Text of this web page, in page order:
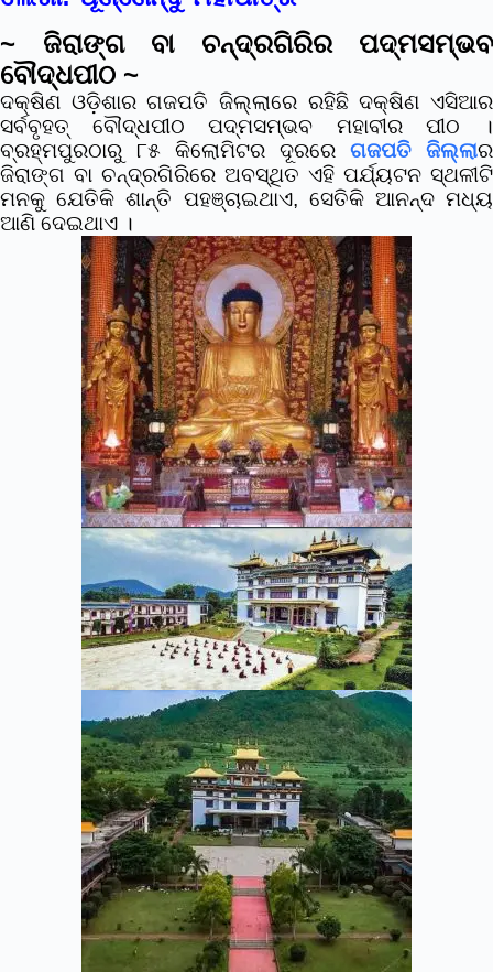
~ ଜିରାଙ୍ଗ ବା ଚନ୍ଦ୍ରଗିରିର ପଦ୍ମସମ୍ଭବ
ବୌଦ୍ଧପୀଠ ~
ଦକ୍ଷିଣ ଓଡ଼ିଶାର ଗଜପତି ଜିଲ୍ଲାରେ ରହିଛି ଦକ୍ଷିଣ ଏସିଆର
ସର୍ବବୃହତ୍ ବୌଦ୍ଧପୀଠ ପଦ୍ମସମ୍ଭବ ମହାବୀର ପୀଠ ।
ବ୍ରହ୍ମପୁରଠାରୁ ୮୫ କିଲୋମିଟର ଦୂରରେ ଗଜପତି ଜିଲ୍ଲାର
ଜିରାଙ୍ଗ ବା ଚନ୍ଦ୍ରଗିରିରେ ଅବସ୍ଥିତ ଏହି ପର୍ଯ୍ୟଟନ ସ୍ଥଳୀଟି
ମନକୁ ଯେତିକି ଶାନ୍ତି ପହଞ୍ଚାଇଥାଏ, ସେତିକି ଆନନ୍ଦ ମଧ୍ୟ
ଆଣି ଦେଇଥାଏ ।